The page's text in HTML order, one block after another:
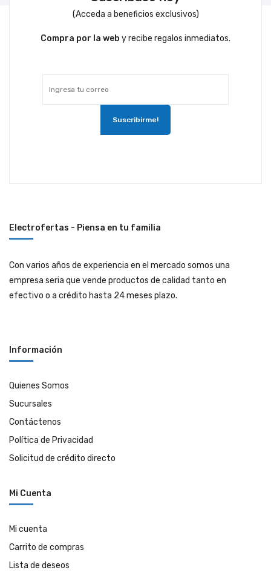
(Acceda a beneficios exclusivos)
Compra por la web y recibe regalos inmediatos.
Electrofertas - Piensa en tu familia
Con varios años de experiencia en el mercado somos una
empresa seria que vende productos de calidad tanto en
efectivo o a crédito hasta 24 meses plazo.
Información
Quienes Somos
Sucursales
Contáctenos
Política de Privacidad
Solicitud de crédito directo
Mi Cuenta
Mi cuenta
Carrito de compras
Lista de deseos